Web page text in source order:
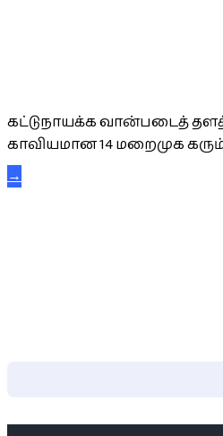
கட்டுநாயக்க வான்படைத்
காவியமான 14 மறைமுக
→